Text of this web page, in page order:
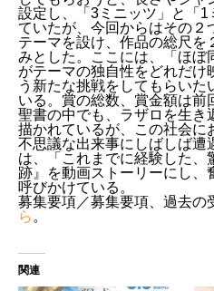
設定し、「3ミニッツ」と「
ていたが、今回からはその２
テーマを設け、作品の総尺を
みとした。ここには、「ほぼ
がテーマの独自性をどれだけ
う新たな挑戦をしてもらいた
いる。賞の総数、賞金額は前
聖書の中でも、ラザロを生き
描かれているが、この社会に
不思議な出来事にしばしば遭
は、「これまでに経験した、
跡』を動画ストーリーにし、
呼びかけている。
募集要項／募集要項、過去の
ら 。
関連